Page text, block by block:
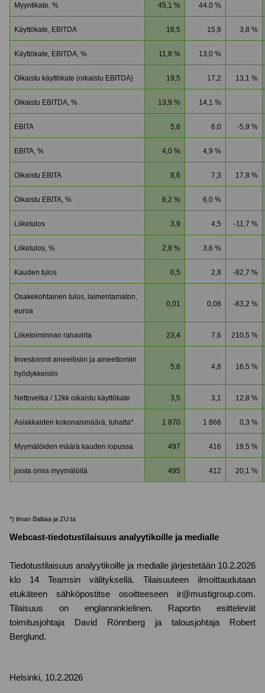
Myyntikate, % 45,1 % 44,0 %
Käyttökate, EBITDA 16,5 15,9 3,8 %
Käyttökate, EBITDA, % 11,8 % 13,0 %
Oikaistu käyttökate (oikaistu EBITDA) 19,5 17,2 13,1 %
Oikaistu EBITDA, % 13,9 % 14,1 %
EBITA 5,6 6,0 -5,9 %
EBITA, % 4,0 % 4,9 %
Oikaistu EBITA 8,6 7,3 17,8 %
Oikaistu EBITA, % 6,2 % 6,0 %
Liiketulos 3,9 4,5 -11,7 %
Liiketulos, % 2,8 % 3,6 %
Kauden tulos 0,5 2,8 -82,7 %
Osakekohtainen tulos, laimentamaton,
euroa
0,01 0,08 -83,2 %
Liiketoiminnan rahavirta 23,4 7,6 210,5 %
Investoinnit aineellisiin ja aineettomiin
hyödykkeisiin
5,6 4,8 16,5 %
Nettovelka / 12kk oikaistu käyttökate 3,5 3,1 12,8 %
Asiakkaiden kokonaismäärä, tuhatta* 1 870 1 866 0,3 %
Myymälöiden määrä kauden lopussa 497 416 19,5 %
joista omia myymälöitä 495 412 20,1 %
*) ilman Baltiaa ja ZU:ta
Webcast-tiedotustilaisuus analyytikoille ja medialle
Tiedotustilaisuus analyytikoille ja medialle järjestetään 10.2.2026
klo 14 Teamsin välityksellä. Tilaisuuteen ilmoittaudutaan
etukäteen sähköpostitse osoitteeseen ir@mustigroup.com.
Tilaisuus on englanninkielinen. Raportin esittelevät
toimitusjohtaja David Rönnberg ja talousjohtaja Robert
Berglund.
Helsinki, 10.2.2026